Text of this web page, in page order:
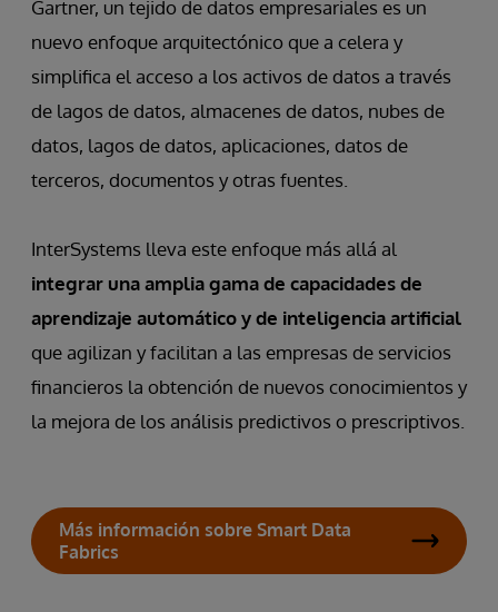
Gartner, un tejido de datos empresariales es un
nuevo enfoque arquitectónico que a celera y
simplifica el acceso a los activos de datos a través
de lagos de datos, almacenes de datos, nubes de
datos, lagos de datos, aplicaciones, datos de
terceros, documentos y otras fuentes.
InterSystems lleva este enfoque más allá al
integrar una amplia gama de capacidades de
aprendizaje automático y de inteligencia artificial
que agilizan y facilitan a las empresas de servicios
financieros la obtención de nuevos conocimientos y
la mejora de los análisis predictivos o prescriptivos.
Más información sobre Smart Data
Fabrics